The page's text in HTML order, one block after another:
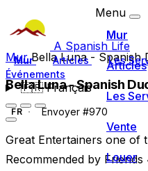
A Spanish Life
Mur Articles Les
Événements
🇫🇷Français
Menu
Mur
Articles
Les
Vente
Louer
MurBella Luna - Spanish
Bella Luna - Spanish
FR Envoyer #970
Great Entertainers one of
Recommended by